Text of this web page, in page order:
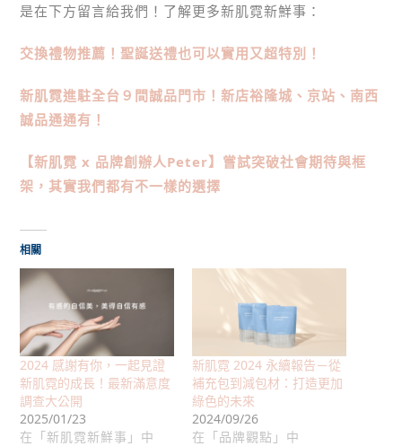
是在下方留言給我們！了解更多新肌霓新鮮事：
交換禮物推薦！聖誕送禮也可以實用又超特別！
新肌霓進駐全台９間誠品門市！新店裕隆城、京站、南西
誠品通通有！
【新肌霓 x 品牌創辦人Peter】嘗試突破社會期待與框
架，其實我們都有不一樣的選擇
相關
2024 感謝有你，一起見證
新肌霓的成長！最新滿意度
調查大公開
2025/01/23
在「新肌霓新鮮事」中
新肌霓 2024 永續報告－從
補充包到減包材：打造更加
綠色的未來
2024/09/26
在「品牌觀點」中